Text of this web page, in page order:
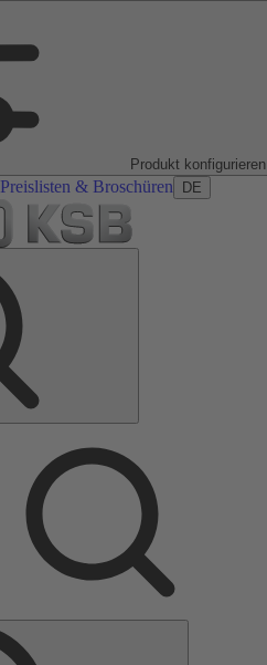
Produkt konfigurieren
Preislisten & Broschüren DE